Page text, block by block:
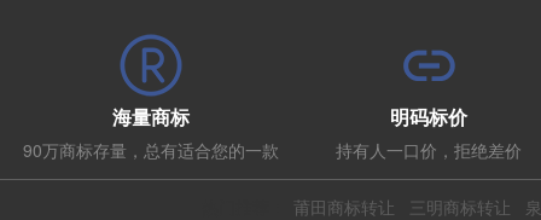
海量商标
90万商标存量，总有适合您的一款
明码标价
持有人一口价，拒绝差价
莆田商标转让 三明商标转让